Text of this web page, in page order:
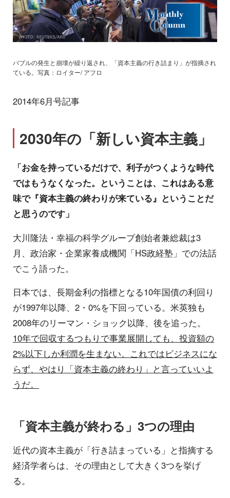
バブルの発生と崩壊が繰り返され、「資本主義の行き詰まり」が指摘され
ている。写真：ロイター/ アフロ
2014年6月号記事
2030年の「新しい資本主義」
「お金を持っているだけで、利子がつくような時代
ではもうなくなった。ということは、これはある意
味で『資本主義の終わりが来ている』ということだ
と思うのです」
大川隆法・幸福の科学グループ創始者兼総裁は3
月、政治家・企業家養成機関「HS政経塾」での法話
でこう語った。
日本では、長期金利の指標となる10年国債の利回り
が1997年以降、2・0%を下回っている。米英独も
2008年のリーマン・ショック以降、後を追った。
10年で回収するつもりで事業展開しても、投資額の
2%以下しか利潤を生まない。これではビジネスにな
らず、やはり「資本主義の終わり」と言っていいよ
うだ。
「資本主義が終わる」3つの理由
近代の資本主義が「行き詰まっている」と指摘する
経済学者らは、その理由として大きく3つを挙げ
る。